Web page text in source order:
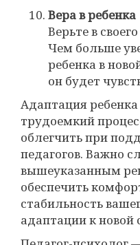
Вера в ребенка
Верьте в
Чем больше
ребенка в
он будет
Адаптация
трудоемкий
облегчить при
педагогов. Важно
вышеуказанным
обеспечить
стабильность
адаптации к новой